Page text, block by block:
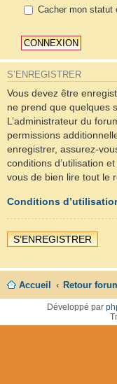
Cacher mon statut
S’ENREGISTRER
Vous devez être
ne prend que quelques
L’administrateur du
permissions
enregistrer, assurez-
conditions d’utilisation
vous de bien lire tout le
Conditions
S’ENREGISTRER
Accueil Retour
Développé par